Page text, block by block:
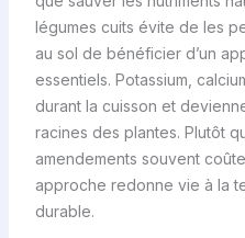
légumes cuits évite de les
au sol de bénéficier d’un
essentiels. Potassium,
durant la cuisson et
racines des plantes. Plutôt
amendements souvent
approche redonne vie à la
durable.